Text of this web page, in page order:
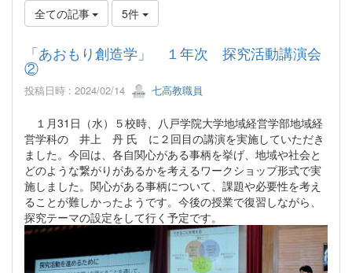
全ての記事 5件
「あおもり創造学」 １年次 探究活動講演会
②
投稿日時 : 2024/02/14 七高教職員
１月31日（水）５校時、八戸学院大学地域経営学部地域経
営学科の 井上 丹 氏 に２回目の講演を実施していただき
ました。今回は、各自関心がある事柄を挙げ、地域や社会と
どのような繋がりがあるかを考えるワークショップ形式で実
施しました。関心がある事柄について、課題や必要性を考え
ることが難しかったようです。今後の授業で復習しながら、
探究テーマの設定をして行く予定です。